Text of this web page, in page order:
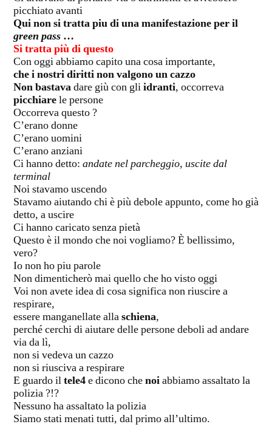
picchiato avanti
Qui non si tratta piu di una manifestazione per il
green pass …
Si tratta più di questo
Con oggi abbiamo capito una cosa importante,
che i nostri diritti non valgono un cazzo
Non bastavadare giù con gliidranti, occorreva
picchiarele persone
Occorreva questo ?
C’erano donne
C’erano uomini
C’erano anziani
Ci hanno detto: andate nel parcheggio, uscite dal
terminal
Noi stavamo uscendo
Stavamo aiutando chi è più debole appunto, come ho già
detto, a uscire
Ci hanno caricato senza pietà
Questo è il mondo che noi vogliamo? È bellissimo,
vero?
Io non ho piu parole
Non dimenticherò mai quello che ho visto oggi
Voi non avete idea di cosa significa non riuscire a
respirare,
essere manganellate allaschiena,
perché cerchi di aiutare delle persone deboli ad andare
via da lì,
non si vedeva un cazzo
non si riusciva a respirare
E guardo iltele4e dicono chenoiabbiamo assaltato la
polizia ?!?
Nessuno ha assaltato la polizia
Siamo stati menati tutti, dal primo all’ultimo.